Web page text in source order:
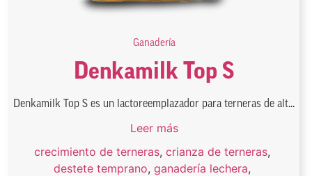
Ganadería
Denkamilk Top S
Denkamilk Top S es un lactoreemplazador para terneras de alt...
Leer más
crecimiento de terneras, crianza de terneras,
destete temprano, ganadería lechera,